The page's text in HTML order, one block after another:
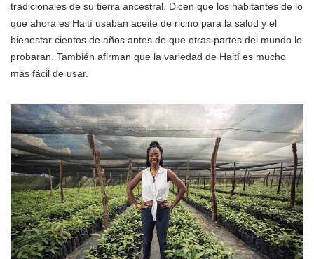
tradicionales de su tierra ancestral. Dicen que los habitantes de lo
que ahora es Haití usaban aceite de ricino para la salud y el
bienestar cientos de años antes de que otras partes del mundo lo
probaran. También afirman que la variedad de Haití es mucho
más fácil de usar.